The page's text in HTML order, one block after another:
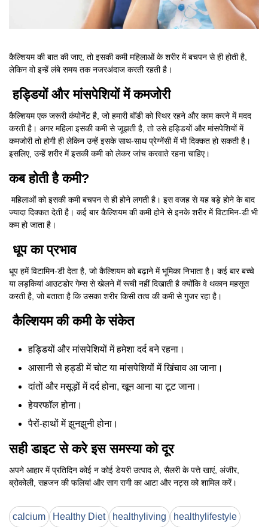
कैल्शियम की बात की जाए, तो इसकी कमी महिलाओं के शरीर में बचपन से ही होती है,
लेकिन वो इन्हें लंबे समय तक नजरअंदाज करती रहती है।
हड्डियों और मांसपेशियों में कमजोरी
कैल्शियम एक जरूरी कंपोनेंट है, जो हमारी बॉडी को स्थिर रहने और काम करने में मदद
करती है। अगर महिला इसकी कमी से जूझती है, तो उसे हड्डियों और मांसपेशियों में
कमजोरी तो होगी ही लेकिन उन्हें इसके साथ-साथ प्रेग्नेंसी में भी दिक्कत हो सकती है।
इसलिए, उन्हें शरीर में इसकी कमी को लेकर जांच करवाते रहना चाहिए।
कब होती है कमी?
महिलाओं को इसकी कमी बचपन से ही होने लगती है। इस वजह से यह बड़े होने के बाद
ज्यादा दिक्कत देती है। कई बार कैल्शियम की कमी होने से इनके शरीर में विटामिन-डी भी
कम हो जाता है।
धूप का प्रभाव
धूप हमें विटामिन-डी देता है, जो कैल्शियम को बढ़ाने में भूमिका निभाता है। कई बार बच्चे
या लड़कियां आउटडोर गेम्स से खेलने में रूची नहीं दिखाती है क्योंकि वे थकान महसूस
करती है, जो बताता है कि उसका शरीर किसी तत्व की कमी से गुजर रहा है।
कैल्शियम की कमी के संकेत
हड्डियों और मांसपेशियों में हमेशा दर्द बने रहना।
आसानी से हड्डी में चोट या मांसपेशियों में खिंचाव आ जाना।
दांतों और मसूड़ों में दर्द होना, खून आना या टूट जाना।
हेयरफॉल होना।
पैरों-हाथों में झुनझुनी होना।
सही डाइट से करे इस समस्या को दूर
अपने आहार में प्रतिदिन कोई न कोई डेयरी उत्पाद ले, सैलरी के पत्ते खाएं, अंजीर,
ब्रोकोली, सहजन की फलियां और साग रागी का आटा और नट्स को शामिल करें।
calcium Healthy Diet healthyliving healthylifestyle